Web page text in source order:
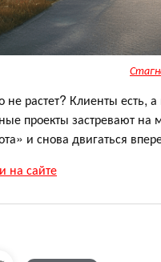
не растет? Клиенты
проекты застревают
и снова двигаться
на сайте